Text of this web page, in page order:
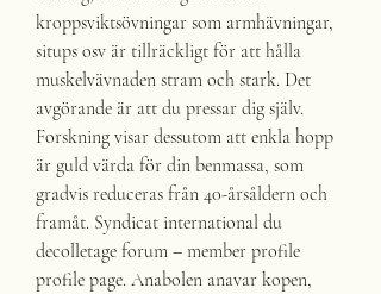
kroppsviktsövningar som armhävningar,
situps osv är tillräckligt för att hålla
muskelvävnaden stram och stark. Det
avgörande är att du pressar dig själv.
Forskning visar dessutom att enkla hopp
är guld värda för din benmassa, som
gradvis reduceras från 40-årsåldern och
framåt. Syndicat international du
decolletage forum – member profile
profile page. Anabolen anavar kopen,